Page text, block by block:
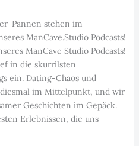
Pannen stehen im
ManCave.Studio Podcasts!
ManCave Studio Podcasts!
in die skurrilsten
ein. Dating-Chaos und
im Mittelpunkt, und wir
Geschichten im Gepäck.
Erlebnissen, die uns